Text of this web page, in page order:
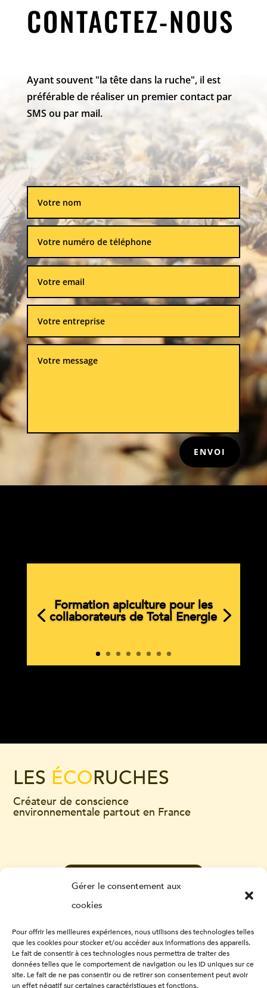
Gérer le consentement aux
cookies
Pour offrir les meilleures expériences, nous utilisons des technologies telles
que les cookies pour stocker et/ou accéder aux informations des appareils.
Le fait de consentir à ces technologies nous permettra de traiter des
données telles que le comportement de navigation ou les ID uniques sur ce
site. Le fait de ne pas consentir ou de retirer son consentement peut avoir
un effet négatif sur certaines caractéristiques et fonctions.
CONTACTEZ-NOUS
Ayant souvent "la tête dans la ruche", il est
préférable de réaliser un premier contact par
SMS ou par mail.
ENVOI
Animation Parents/Enfants pour
l'entreprise Kawneer.
LES ÉCORUCHES
Créateur de conscience
environnementale partout en France